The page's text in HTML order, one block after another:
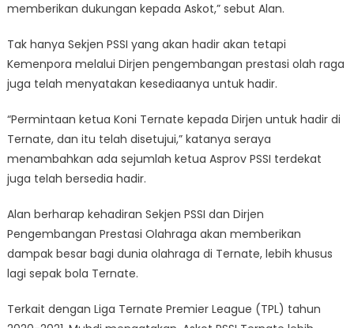
memberikan dukungan kepada Askot,” sebut Alan.
Tak hanya Sekjen PSSI yang akan hadir akan tetapi
Kemenpora melalui Dirjen pengembangan prestasi olah raga
juga telah menyatakan kesediaanya untuk hadir.
“Permintaan ketua Koni Ternate kepada Dirjen untuk hadir di
Ternate, dan itu telah disetujui,” katanya seraya
menambahkan ada sejumlah ketua Asprov PSSI terdekat
juga telah bersedia hadir.
Alan berharap kehadiran Sekjen PSSI dan Dirjen
Pengembangan Prestasi Olahraga akan memberikan
dampak besar bagi dunia olahraga di Ternate, lebih khusus
lagi sepak bola Ternate.
Terkait dengan Liga Ternate Premier League (TPL) tahun